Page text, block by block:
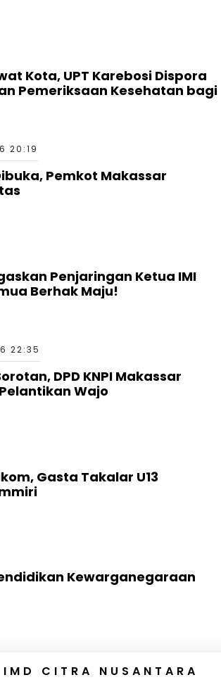
Kota, UPT Karebosi Dispora
Pemeriksaan Kesehatan bagi
20:19
Pemkot Makassar
Penjaringan Ketua IMI
Berhak Maju!
22:35
DPD KNPI Makassar
Wajo
Gasta Takalar U13
Kewarganegaraan
CITRA NUSANTARA